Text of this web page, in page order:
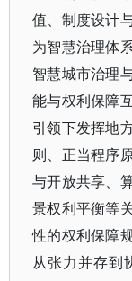
值、制度设计
为智慧治理体
智慧城市治理
能与权利保障
引领下发挥地
则、正当程序
与开放共享、
景权利平衡等
性的权利保障
从张力并存到